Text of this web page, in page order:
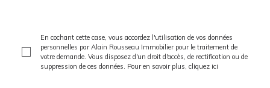
En cochant cette case, vous accordez l'utilisation de vos données
personnelles par Alain Rousseau Immobilier pour le traitement de
votre demande. Vous disposez d'un droit d'accès, de rectification ou de
suppression de ces données. Pour en savoir plus, cliquez ici